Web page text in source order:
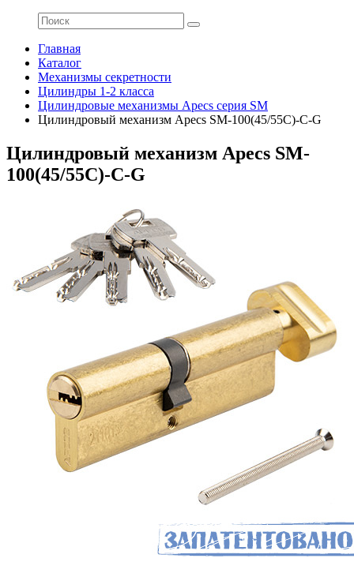
Главная
Каталог
Механизмы секретности
Цилиндры 1-2 класса
Цилиндровые механизмы Apecs серия SM
Цилиндровый механизм Apecs SM-100(45/55C)-C-G
Цилиндровый механизм Apecs SM-
100(45/55C)-C-G